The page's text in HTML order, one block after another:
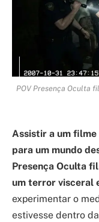
POV Presença Oculta
Assistir a um
para um mundo
Presença Oculta
um terror visceral
experimentar o
estivesse dentro